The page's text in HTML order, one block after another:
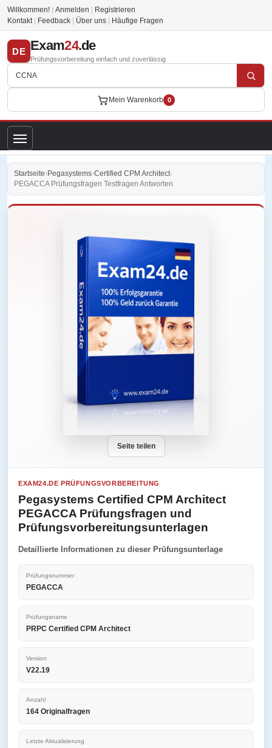
Willkommen! Anmelden
Registrieren
Kontakt
Feedback Über uns Häufige Fragen
DE Exam24.de
Prüfungsvorbereitung einfach und zuverlässig
Mein Warenkorb 0
Startseite›Pegasystems›Certified CPM Architect›
PEGACCA Prüfungsfragen Testfragen Antworten
Seite teilen
EXAM24.DE PRÜFUNGSVORBEREITUNG
Pegasystems Certified CPM Architect
PEGACCA Prüfungsfragen und
Prüfungsvorbereitungsunterlagen
Detaillierte Informationen zu dieser Prüfungsunterlage
Prüfungsnummer
PEGACCA
Prüfungsname
PRPC Certified CPM Architect
Version
V22.19
Anzahl
164 Originalfragen
Letzte Aktualisierung